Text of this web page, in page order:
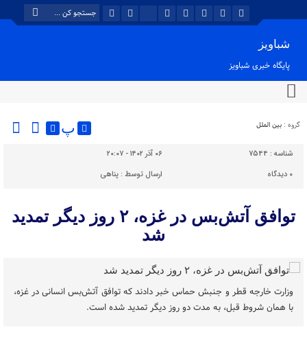
شباویز
پایگاه خبری شباویز
گروه : بین الملل پ
شناسه : 7544
۰۶ آذر ۱۴۰۲ - ۲۰:۰۷
۰ دیدگاه ارسال توسط :پناهی
توافق آتش‌بس در غزه، ۲ روز دیگر تمدید
شد
وزارت خارجه قطر و جنبش حماس خبر دادند که توافق آتش‌بس انسانی در غزه،
با همان شروط قبل، به مدت دو روز دیگر تمدید شده است.